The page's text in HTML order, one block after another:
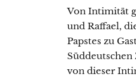
Von Intimität
und Raffael,
Papstes zu
von dieser